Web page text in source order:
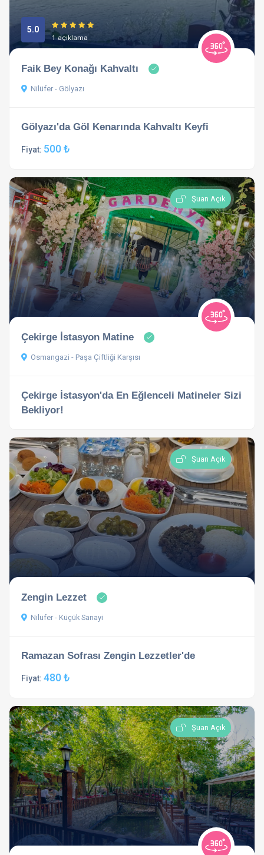
5.0
1 açıklama
Faik Bey Konağı Kahvaltı
Nilüfer - Gölyazı
Gölyazı'da Göl Kenarında Kahvaltı Keyfi
Fiyat: 500 ₺
Şuan Açık
Çekirge İstasyon Matine
Osmangazi - Paşa Çiftliği Karşısı
Çekirge İstasyon'da En Eğlenceli Matineler Sizi
Bekliyor!
Şuan Açık
Zengin Lezzet
Nilüfer - Küçük Sanayi
Ramazan Sofrası Zengin Lezzetler'de
Fiyat: 480 ₺
Şuan Açık